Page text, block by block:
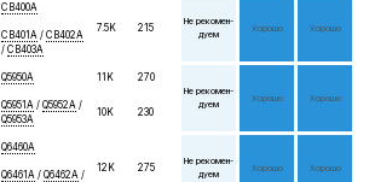
CB400A
7.5K
215
Не реко­мен­
дуем
Хо­рошо Хо­рошо
CB401A / CB402A
/ CB403A
Q5950A 11K 270
Не реко­мен­
дуем
Хо­рошо Хо­рошо
Q5951A / Q5952A /
Q5953A
10K 230
Q6460A
12K
275
Не реко­мен­
дуем
Хо­рошо Хо­рошо
Q6461A / Q6462A /